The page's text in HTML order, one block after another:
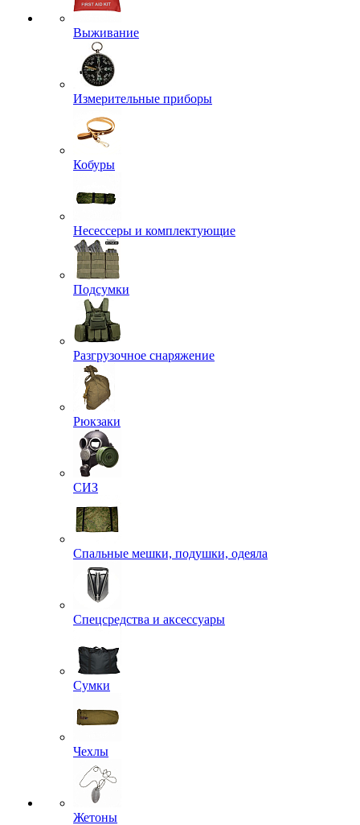
Выживание
Измерительные приборы
Кобуры
Несессеры и комплектующие
Подсумки
Разгрузочное снаряжение
Рюкзаки
СИЗ
Спальные мешки, подушки, одеяла
Спецсредства и аксессуары
Сумки
Чехлы
Жетоны